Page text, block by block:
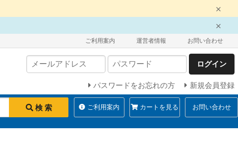
ご利用案内 運営者情報 お問い合わせ
ログイン
パスワードをお忘れの方 新規会員登録
検 索 ご利用案内 カートを見る お問い合わせ